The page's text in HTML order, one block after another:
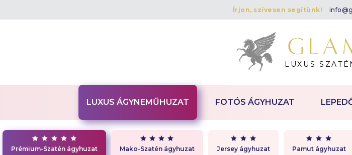
Írjon, szívesen segítünk!
LUXUS
LUXUS ÁGYNEMŰHUZAT
Prémium-Szatén ágyhuzat Mako-Szatén ágyhuzat Jersey ágyhuzat Pamut ágyhuzat
FOTÓS ÁGYHUZAT